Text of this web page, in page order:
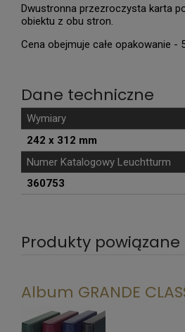
Dwustronna przezroczysta karta
obiektu z obu stron.
Cena obejmuje całe opakowanie -
Dane techniczne
Wymiary
242 x 312 mm
Numer Katalogowy Leuchtturm
360753
Produkty powiązane
Album GRANDE